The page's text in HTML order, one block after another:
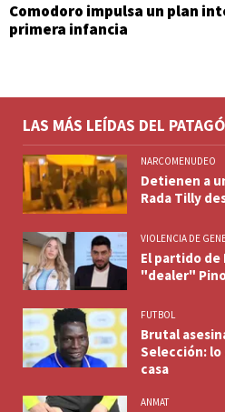
Comodoro impulsa un plan
primera infancia
LAS MÁS LEÍDAS DEL
NARCOMENUDEO
Detienen a
Rada Tilly
VIOLENCIA DE
El partido
"dealer"
FUTBOL
Brutal
Selección:
casa
ANMAT